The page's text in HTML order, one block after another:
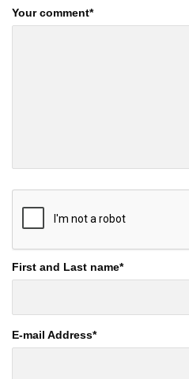
Your comment*
First and Last name*
E-mail Address*